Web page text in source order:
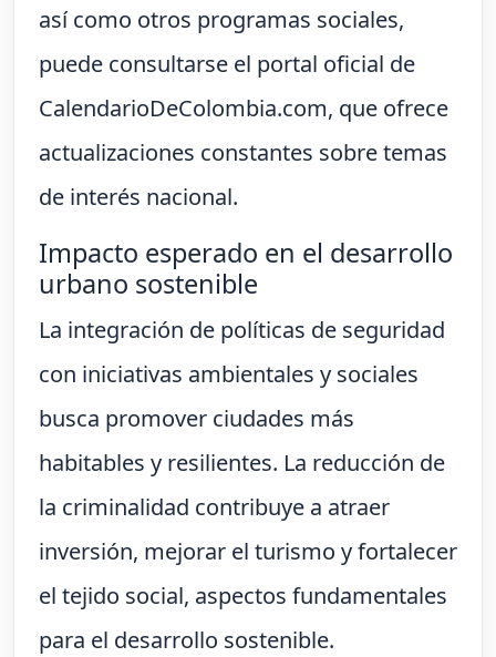
así como otros programas sociales,
puede consultarse el portal oficial de
CalendarioDeColombia.com, que ofrece
actualizaciones constantes sobre temas
de interés nacional.
Impacto esperado en el desarrollo
urbano sostenible
La integración de políticas de seguridad
con iniciativas ambientales y sociales
busca promover ciudades más
habitables y resilientes. La reducción de
la criminalidad contribuye a atraer
inversión, mejorar el turismo y fortalecer
el tejido social, aspectos fundamentales
para el desarrollo sostenible.